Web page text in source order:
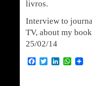
livros.
Interview to
TV, about my
25/02/14
Facebook
TwitterLinkedIn